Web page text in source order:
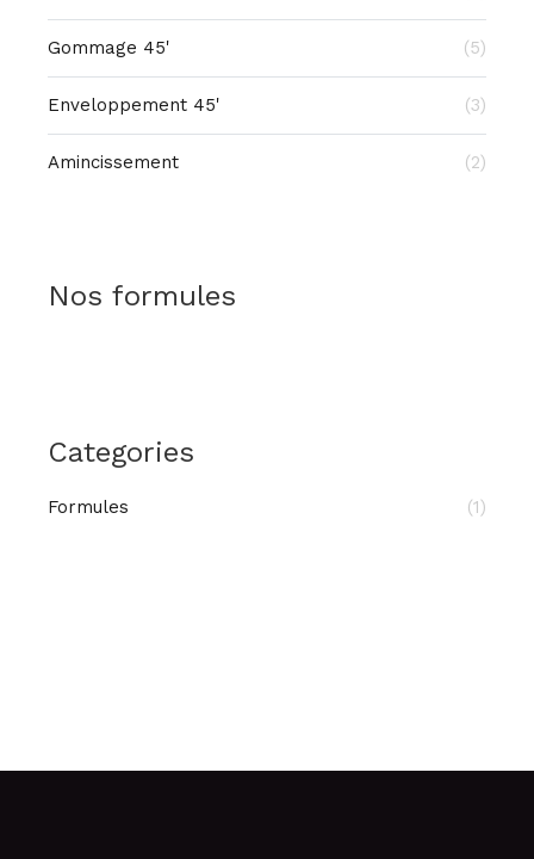
Gommage 45' (5)
Enveloppement 45' (3)
Amincissement (2)
Nos formules
Categories
Formules (1)